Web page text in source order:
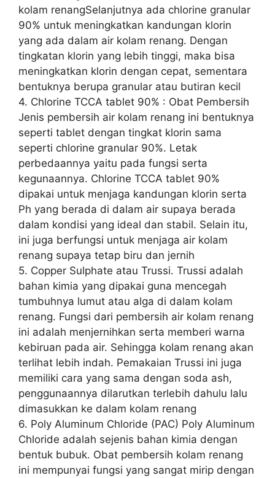
kolam renangSelanjutnya ada chlorine granular
90% untuk meningkatkan kandungan klorin
yang ada dalam air kolam renang. Dengan
tingkatan klorin yang lebih tinggi, maka bisa
meningkatkan klorin dengan cepat, sementara
bentuknya berupa granular atau butiran kecil
4. Chlorine TCCA tablet 90% : Obat Pembersih
Jenis pembersih air kolam renang ini bentuknya
seperti tablet dengan tingkat klorin sama
seperti chlorine granular 90%. Letak
perbedaannya yaitu pada fungsi serta
kegunaannya. Chlorine TCCA tablet 90%
dipakai untuk menjaga kandungan klorin serta
Ph yang berada di dalam air supaya berada
dalam kondisi yang ideal dan stabil. Selain itu,
ini juga berfungsi untuk menjaga air kolam
renang supaya tetap biru dan jernih
5. Copper Sulphate atau Trussi. Trussi adalah
bahan kimia yang dipakai guna mencegah
tumbuhnya lumut atau alga di dalam kolam
renang. Fungsi dari pembersih air kolam renang
ini adalah menjernihkan serta memberi warna
kebiruan pada air. Sehingga kolam renang akan
terlihat lebih indah. Pemakaian Trussi ini juga
memiliki cara yang sama dengan soda ash,
penggunaannya dilarutkan terlebih dahulu lalu
dimasukkan ke dalam kolam renang
6. Poly Aluminum Chloride (PAC) Poly Aluminum
Chloride adalah sejenis bahan kimia dengan
bentuk bubuk. Obat pembersih kolam renang
ini mempunyai fungsi yang sangat mirip dengan